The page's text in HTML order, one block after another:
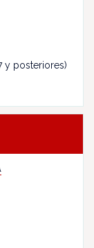
y posteriores)